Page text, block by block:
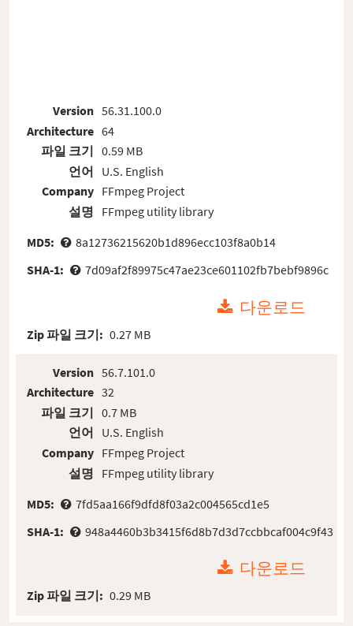
Version
Architecture
파일 크기
언어
Company
설명
56.31.100.0
64
0.59 MB
U.S. English
FFmpeg Project
FFmpeg utility library
MD5:
8a12736215620b1d896ecc103f8a0b14
SHA-1:
7d09af2f89975c47ae23ce601102fb7bebf9896c
다운로드
Zip 파일 크기: 0.27 MB
Version
Architecture
파일 크기
언어
Company
설명
56.7.101.0
32
0.7 MB
U.S. English
FFmpeg Project
FFmpeg utility library
MD5:
7fd5aa166f9dfd8f03a2c004565cd1e5
SHA-1:
948a4460b3b3415f6d8b7d3d7ccbbcaf004c9f43
다운로드
Zip 파일 크기: 0.29 MB